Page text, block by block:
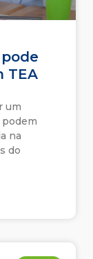
TEA
um
na
do